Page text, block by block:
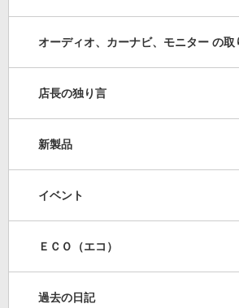
オーディオ、カーナビ、モニター の取
店長の独り言
新製品
イベント
ＥＣＯ（エコ）
過去の日記